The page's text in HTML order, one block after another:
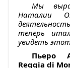
Мы
Наталии
теперь
увидеть
Пьеро
Reggia di